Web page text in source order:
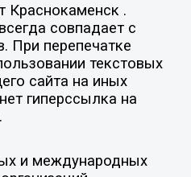
Краснокаменск .
совпадает с
При перепечатке
текстовых
сайта на иных
гиперссылка на
и международных